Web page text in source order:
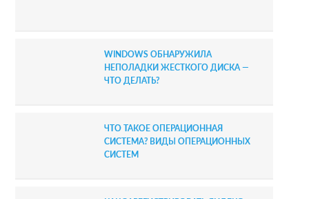
WINDOWS ОБНАРУЖИЛА
НЕПОЛАДКИ ЖЕСТКОГО ДИСКА —
ЧТО ДЕЛАТЬ?
ЧТО ТАКОЕ ОПЕРАЦИОННАЯ
СИСТЕМА? ВИДЫ ОПЕРАЦИОННЫХ
СИСТЕМ